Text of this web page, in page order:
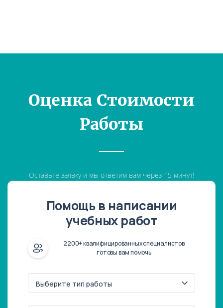
Оценка Стоимости
Работы
Оставьте заявку и мы ответим вам через 15 минут!
Помощь в написании
учебных работ
2200+ квалифицированных специалистов
готовы вам помочь